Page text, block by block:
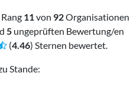
11von 92Organisationen
5 ungeprüften Bewertung/en
(4.46) Sternen bewertet.
Stande: